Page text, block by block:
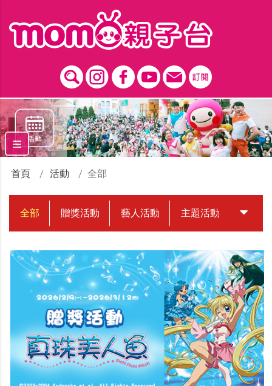
首頁 活動 全部
全部 贈獎活動 藝人活動 主題活動 中獎名